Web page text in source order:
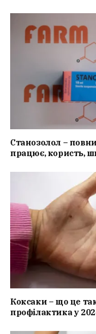
Станозолол –
працює, користь,
Коксаки – що це
профілактика у